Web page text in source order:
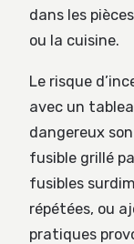
dans les
ou la cuisine.
Le risque
avec un
dangereux
fusible grillé
fusibles
répétées, ou
pratiques